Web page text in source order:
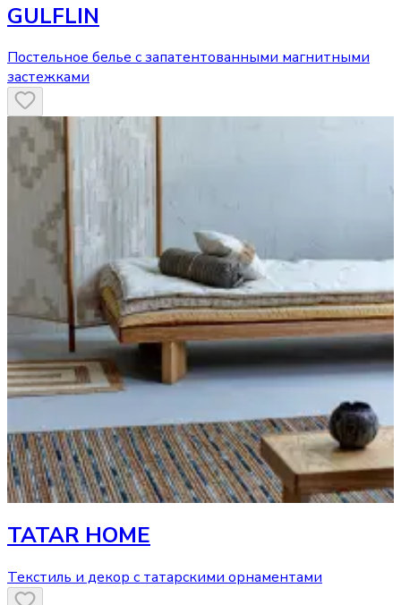
GULFLIN
Постельное белье с запатентованными магнитными
застежками
TATAR HOME
Текстиль и декор с татарскими орнаментами